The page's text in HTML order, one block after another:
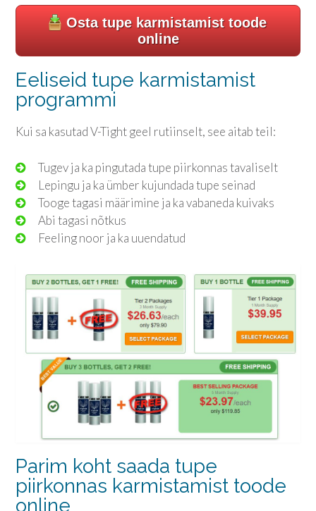
Osta tupe karmistamist toode
online
Eeliseid tupe karmistamist
programmi
Kui sa kasutad V-Tight geel rutiinselt, see aitab teil:
Tugev ja ka pingutada tupe piirkonnas tavaliselt
Lepingu ja ka ümber kujundada tupe seinad
Tooge tagasi määrimine ja ka vabaneda kuivaks
Abi tagasi nõtkus
Feeling noor ja ka uuendatud
Parim koht saada tupe
piirkonnas karmistamist toode
online